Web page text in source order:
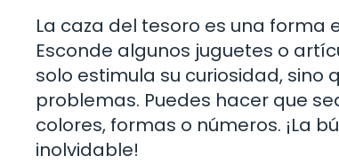
La caza del tesoro es una forma
Esconde algunos juguetes o
solo estimula su curiosidad, sino
problemas. Puedes hacer que
colores, formas o números. ¡La
inolvidable!